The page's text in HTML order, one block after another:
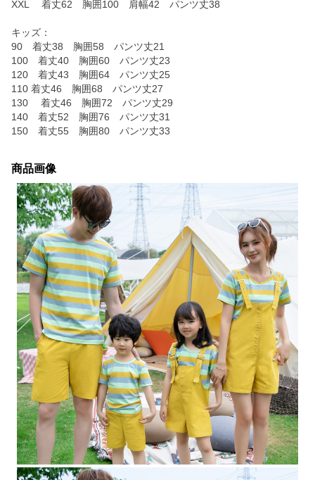
XXL 着丈62 胸囲100 肩幅42 パンツ丈38
キッズ：
90 着丈38 胸囲58 パンツ丈21
100 着丈40 胸囲60 パンツ丈23
120 着丈43 胸囲64 パンツ丈25
110 着丈46 胸囲68 パンツ丈27
130 着丈46 胸囲72 パンツ丈29
140 着丈52 胸囲76 パンツ丈31
150 着丈55 胸囲80 パンツ丈33
商品画像